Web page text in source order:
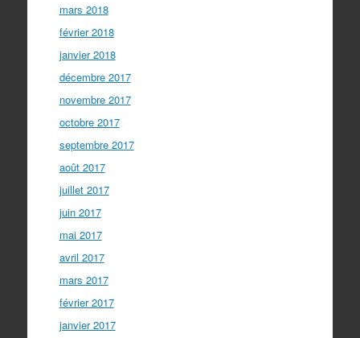
mars 2018
février 2018
janvier 2018
décembre 2017
novembre 2017
octobre 2017
septembre 2017
août 2017
juillet 2017
juin 2017
mai 2017
avril 2017
mars 2017
février 2017
janvier 2017